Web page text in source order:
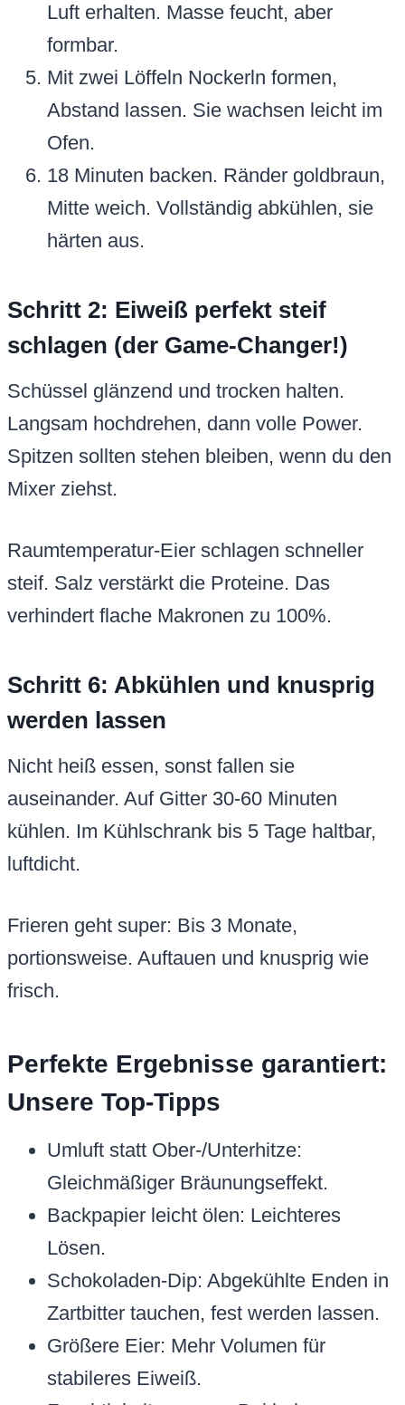
Luft erhalten. Masse feucht, aber
formbar.
Mit zwei Löffeln Nockerln formen,
Abstand lassen. Sie wachsen leicht im
Ofen.
18 Minuten backen. Ränder goldbraun,
Mitte weich. Vollständig abkühlen, sie
härten aus.
Schritt 2: Eiweiß perfekt steif
schlagen (der Game-Changer!)
Schüssel glänzend und trocken halten.
Langsam hochdrehen, dann volle Power.
Spitzen sollten stehen bleiben, wenn du den
Mixer ziehst.
Raumtemperatur-Eier schlagen schneller
steif. Salz verstärkt die Proteine. Das
verhindert flache Makronen zu 100%.
Schritt 6: Abkühlen und knusprig
werden lassen
Nicht heiß essen, sonst fallen sie
auseinander. Auf Gitter 30-60 Minuten
kühlen. Im Kühlschrank bis 5 Tage haltbar,
luftdicht.
Frieren geht super: Bis 3 Monate,
portionsweise. Auftauen und knusprig wie
frisch.
Perfekte Ergebnisse garantiert:
Unsere Top-Tipps
Umluft statt Ober-/Unterhitze:
Gleichmäßiger Bräunungseffekt.
Backpapier leicht ölen: Leichteres
Lösen.
Schokoladen-Dip: Abgekühlte Enden in
Zartbitter tauchen, fest werden lassen.
Größere Eier: Mehr Volumen für
stabileres Eiweiß.